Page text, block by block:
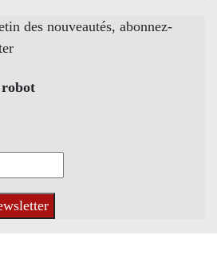
des nouveautés, abonnez-
robot